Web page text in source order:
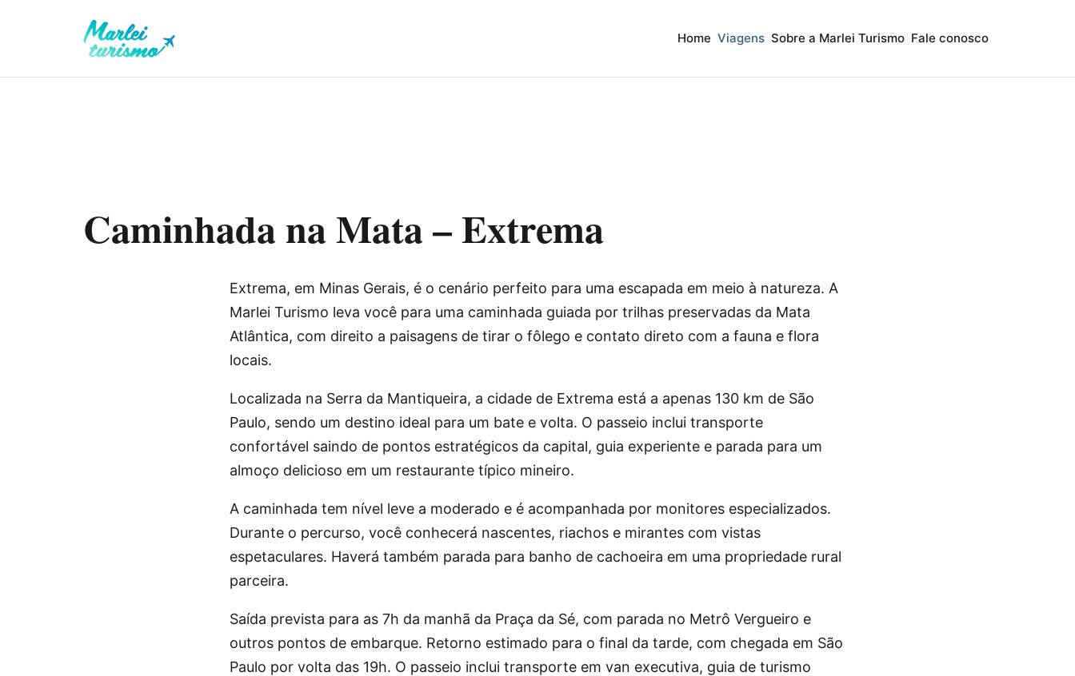
Home Viagens Sobre a Marlei Turismo Fale conosco
Caminhada na Mata – Extrema
Extrema, em Minas Gerais, é o cenário perfeito para uma escapada em meio à natureza. A
Marlei Turismo leva você para uma caminhada guiada por trilhas preservadas da Mata
Atlântica, com direito a paisagens de tirar o fôlego e contato direto com a fauna e flora
locais.
Localizada na Serra da Mantiqueira, a cidade de Extrema está a apenas 130 km de São
Paulo, sendo um destino ideal para um bate e volta. O passeio inclui transporte
confortável saindo de pontos estratégicos da capital, guia experiente e parada para um
almoço delicioso em um restaurante típico mineiro.
A caminhada tem nível leve a moderado e é acompanhada por monitores especializados.
Durante o percurso, você conhecerá nascentes, riachos e mirantes com vistas
espetaculares. Haverá também parada para banho de cachoeira em uma propriedade rural
parceira.
Saída prevista para as 7h da manhã da Praça da Sé, com parada no Metrô Vergueiro e
outros pontos de embarque. Retorno estimado para o final da tarde, com chegada em São
Paulo por volta das 19h. O passeio inclui transporte em van executiva, guia de turismo